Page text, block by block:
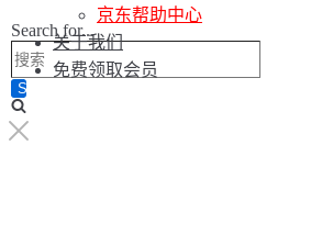
Search for...
京东帮助中心
关于我们
免费领取会员